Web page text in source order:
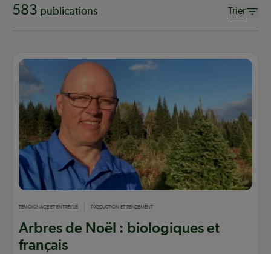
583 publications Trier
TÉMOIGNAGE ET ENTREVUE PRODUCTION ET RENDEMENT
Arbres de Noël : biologiques et
français